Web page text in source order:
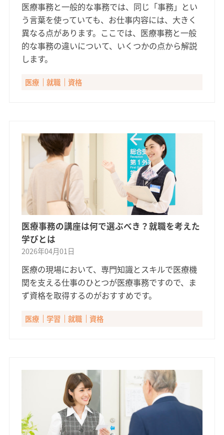
医療事務と一般的な事務では、同じ「事務」とい
う言葉を使っていても、お仕事内容には、大きく
異なる点があります。ここでは、医療事務と一般
的な事務の違いについて、いくつかの点から解説
します。
医療 就職 資格
医療事務の講座は何で選ぶべき？就職を考えた
学びとは
2026年04月01日
医療の現場において、専門知識とスキルで医療機
関を支える仕事のひとつが医療事務ですので、ま
ず資格を取得するのがおすすめです。
医療 学習 就職 資格